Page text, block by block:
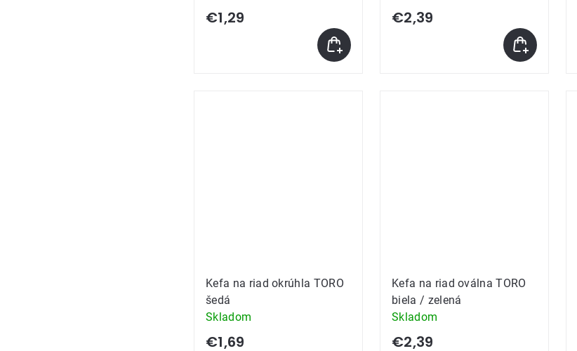
€1,29 €2,39
Kefa na riad okrúhla TORO
šedá
Skladom
€1,69
Kefa na riad oválna TORO
biela / zelená
Skladom
€2,39